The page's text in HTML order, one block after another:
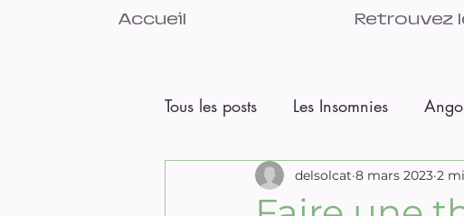
Accueil Retrouvez
Tous les posts Les Insomnies
Qui suis je? Changement de
delsolcat 8 mars 2023 2